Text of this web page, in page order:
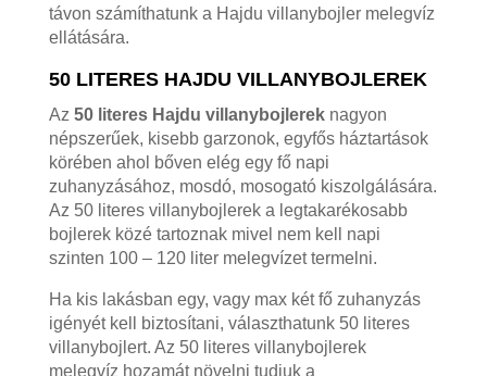
távon számíthatunk a Hajdu villanybojler melegvíz
ellátására.
50 LITERES HAJDU VILLANYBOJLEREK
Az 50 literes Hajdu villanybojlereknagyon
népszerűek, kisebb garzonok, egyfős háztartások
körében ahol bőven elég egy fő napi
zuhanyzásához, mosdó, mosogató kiszolgálására.
Az 50 literes villanybojlerek a legtakarékosabb
bojlerek közé tartoznak mivel nem kell napi
szinten 100 – 120 liter melegvízet termelni.
Ha kis lakásban egy, vagy max két fő zuhanyzás
igényét kell biztosítani, választhatunk 50 literes
villanybojlert. Az 50 literes villanybojlerek
melegvíz hozamát növelni tudjuk a